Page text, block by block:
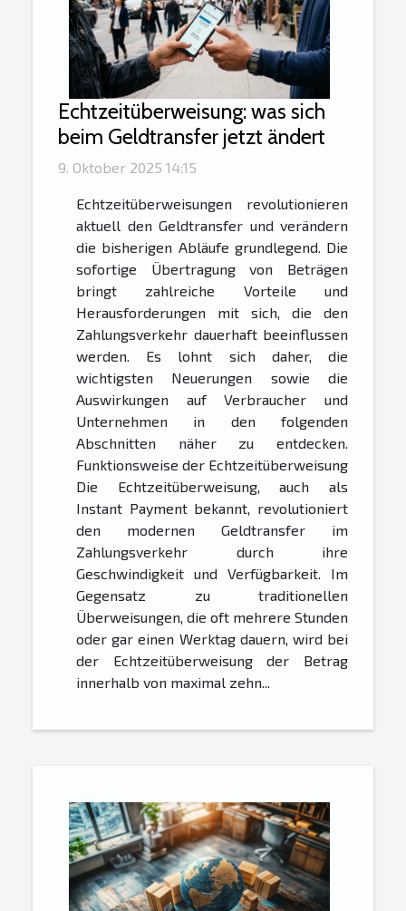
Echtzeitüberweisung: was sich
beim Geldtransfer jetzt ändert
9. Oktober 2025 14:15
Echtzeitüberweisungen revolutionieren
aktuell den Geldtransfer und verändern
die bisherigen Abläufe grundlegend. Die
sofortige Übertragung von Beträgen
bringt zahlreiche Vorteile und
Herausforderungen mit sich, die den
Zahlungsverkehr dauerhaft beeinflussen
werden. Es lohnt sich daher, die
wichtigsten Neuerungen sowie die
Auswirkungen auf Verbraucher und
Unternehmen in den folgenden
Abschnitten näher zu entdecken.
Funktionsweise der Echtzeitüberweisung
Die Echtzeitüberweisung, auch als
Instant Payment bekannt, revolutioniert
den modernen Geldtransfer im
Zahlungsverkehr durch ihre
Geschwindigkeit und Verfügbarkeit. Im
Gegensatz zu traditionellen
Überweisungen, die oft mehrere Stunden
oder gar einen Werktag dauern, wird bei
der Echtzeitüberweisung der Betrag
innerhalb von maximal zehn...